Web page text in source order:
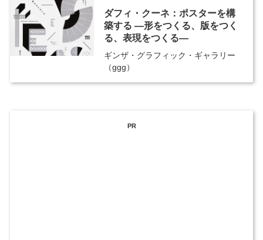
ダフィ・クーネ：ポスターを構
築する ―形をつくる、版をつく
る、表現をつくる―
ギンザ・グラフィック・ギャラリー
（ggg）
PR